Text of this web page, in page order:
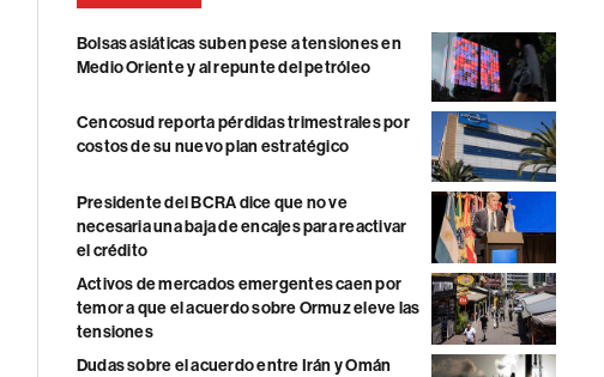
Bolsas asiáticas suben pese a tensiones en
Medio Oriente y al repunte del petróleo
Cencosud reporta pérdidas trimestrales por
costos de su nuevo plan estratégico
Presidente del BCRA dice que no ve
necesaria una baja de encajes para reactivar
el crédito
Activos de mercados emergentes caen por
temor a que el acuerdo sobre Ormuz eleve las
tensiones
Dudas sobre el acuerdo entre Irán y Omán